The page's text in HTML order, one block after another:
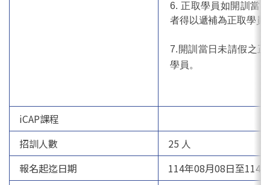
6. 正取學員如開訓當
者得以遞補為正取學 員
7.開訓當日未請假之
學員。
iCAP課程
招訓人數
25 人
報名起迄日期
114年08月08日至114